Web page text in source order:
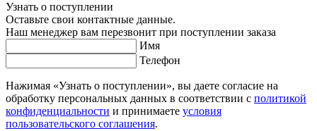
Узнать о поступлении
Оставьте свои контактные данные.
Наш менеджер вам перезвонит при поступлении заказа
Имя
Телефон
Нажимая «Узнать о поступлении», вы даете согласие на
обработку персональных данных в соответствии с политикой
конфиденциальности и принимаете условия
пользовательского соглашения.